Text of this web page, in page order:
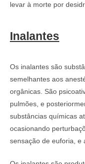
levar à morte por
Inalantes
Os inalantes são
semelhantes aos
orgânicas. São
pulmões, e
substâncias químicas
ocasionando
sensação de euforia, e